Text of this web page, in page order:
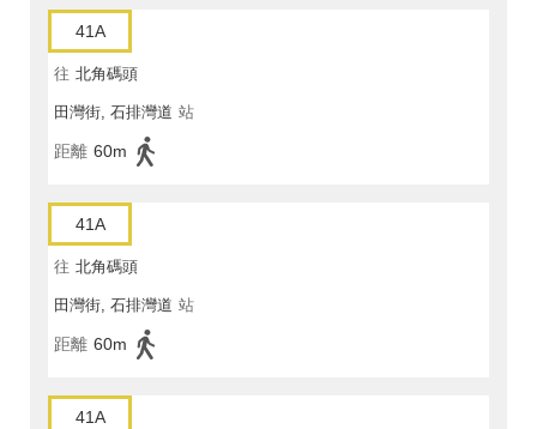
41A
往 北角碼頭
田灣街, 石排灣道 站
距離 60m
41A
往 北角碼頭
田灣街, 石排灣道 站
距離 60m
41A